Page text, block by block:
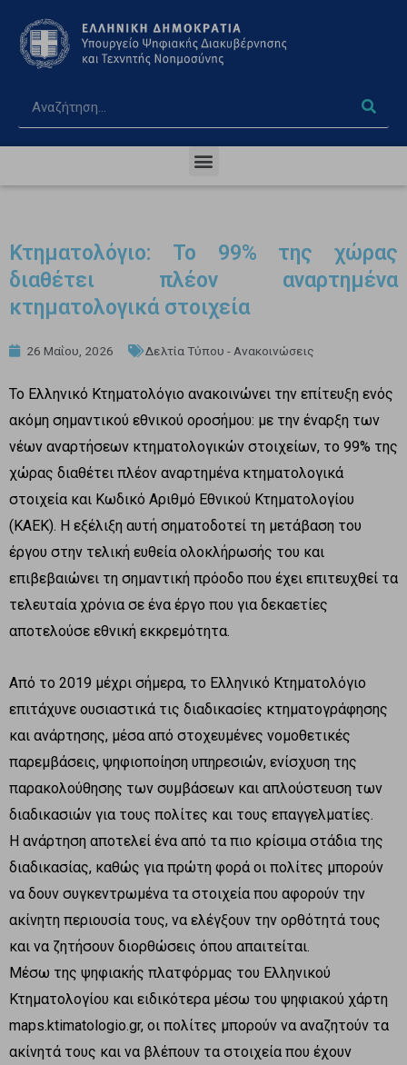
Κτηματολόγιο: Το 99% της χώρας
διαθέτει πλέον αναρτημένα
κτηματολογικά στοιχεία
26 Μαΐου, 2026 Δελτία Τύπου - Ανακοινώσεις
Το Ελληνικό Κτηματολόγιο ανακοινώνει την επίτευξη ενός
ακόμη σημαντικού εθνικού οροσήμου: με την έναρξη των
νέων αναρτήσεων κτηματολογικών στοιχείων, το 99% της
χώρας διαθέτει πλέον αναρτημένα κτηματολογικά
στοιχεία και Κωδικό Αριθμό Εθνικού Κτηματολογίου
(ΚΑΕΚ). Η εξέλιξη αυτή σηματοδοτεί τη μετάβαση του
έργου στην τελική ευθεία ολοκλήρωσής του και
επιβεβαιώνει τη σημαντική πρόοδο που έχει επιτευχθεί τα
τελευταία χρόνια σε ένα έργο που για δεκαετίες
αποτελούσε εθνική εκκρεμότητα.
Από το 2019 μέχρι σήμερα, το Ελληνικό Κτηματολόγιο
επιτάχυνε ουσιαστικά τις διαδικασίες κτηματογράφησης
και ανάρτησης, μέσα από στοχευμένες νομοθετικές
παρεμβάσεις, ψηφιοποίηση υπηρεσιών, ενίσχυση της
παρακολούθησης των συμβάσεων και απλούστευση των
διαδικασιών για τους πολίτες και τους επαγγελματίες.
Η ανάρτηση αποτελεί ένα από τα πιο κρίσιμα στάδια της
διαδικασίας, καθώς για πρώτη φορά οι πολίτες μπορούν
να δουν συγκεντρωμένα τα στοιχεία που αφορούν την
ακίνητη περιουσία τους, να ελέγξουν την ορθότητά τους
και να ζητήσουν διορθώσεις όπου απαιτείται.
Μέσω της ψηφιακής πλατφόρμας του Ελληνικού
Κτηματολογίου και ειδικότερα μέσω του ψηφιακού χάρτη
maps.ktimatologio.gr, οι πολίτες μπορούν να αναζητούν τα
ακίνητά τους και να βλέπουν τα στοιχεία που έχουν